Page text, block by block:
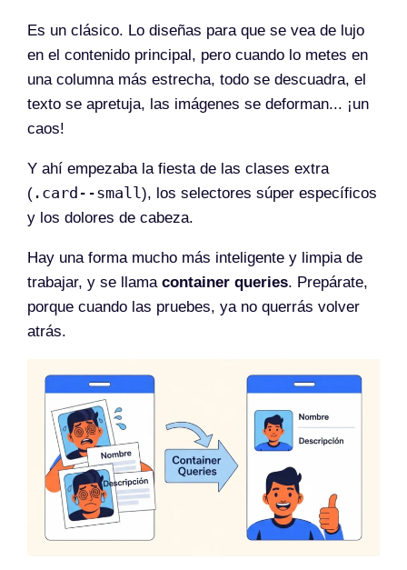
Es un clásico. Lo diseñas para que se vea de lujo
en el contenido principal, pero cuando lo metes en
una columna más estrecha, todo se descuadra, el
texto se apretuja, las imágenes se deforman... ¡un
caos!
Y ahí empezaba la fiesta de las clases extra
( .card--small), los selectores súper específicos
y los dolores de cabeza.
Hay una forma mucho más inteligente y limpia de
trabajar, y se llama container queries. Prepárate,
porque cuando las pruebes, ya no querrás volver
atrás.